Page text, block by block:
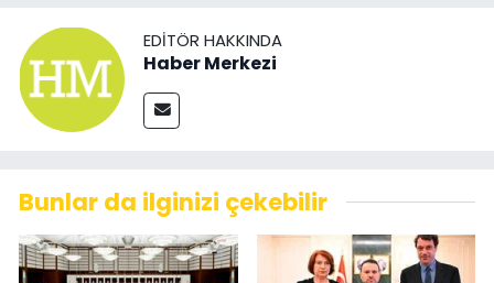
EDITÖR HAKKINDA
Haber Merkezi
Bunlar da ilginizi çekebilir